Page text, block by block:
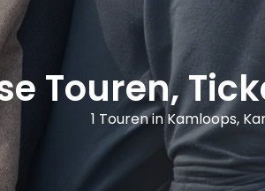
Touren,
1 Touren in Kamloops,